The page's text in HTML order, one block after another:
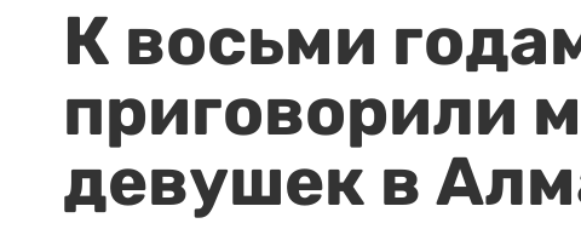
К восьми
приговорили
девушек в